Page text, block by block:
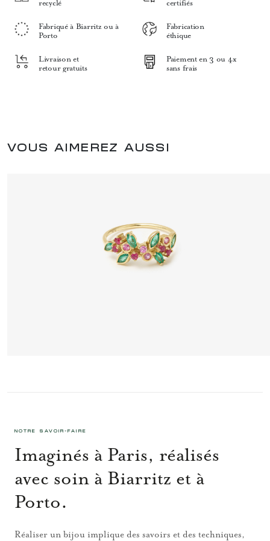
recyclé
certifiés
Fabriqué à Biarritz ou à
Porto
Fabrication
éthique
Livraison et
retour gratuits
Paiement en 3 ou 4x
sans frais
VOUS AIMEREZ AUSSI
NOTRE SAVOIR-FAIRE
Imaginés à Paris, réalisés
avec soin à Biarritz et à
Porto.
Réaliser un bijou implique des savoirs et des techniques,